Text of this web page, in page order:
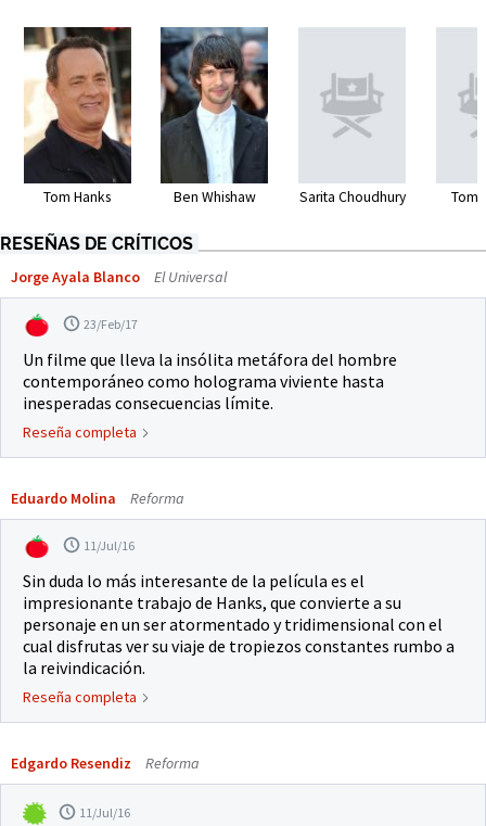
Tom Hanks Ben Whishaw Sarita Choudhury Tom
RESEÑAS DE CRÍTICOS
Jorge Ayala Blanco El Universal
23/Feb/17
Un filme que lleva la insólita metáfora del hombre
contemporáneo como holograma viviente hasta
inesperadas consecuencias límite.
Reseña completa
Eduardo Molina Reforma
11/Jul/16
Sin duda lo más interesante de la película es el
impresionante trabajo de Hanks, que convierte a su
personaje en un ser atormentado y tridimensional con el
cual disfrutas ver su viaje de tropiezos constantes rumbo a
la reivindicación.
Reseña completa
Edgardo Resendiz Reforma
11/Jul/16